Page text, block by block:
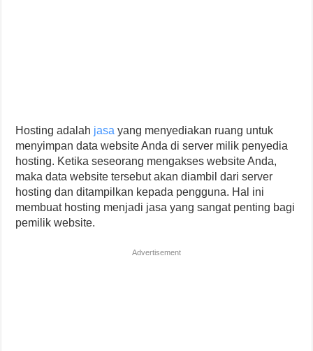
Hosting adalah jasa yang menyediakan ruang untuk
menyimpan data website Anda di server milik penyedia
hosting. Ketika seseorang mengakses website Anda,
maka data website tersebut akan diambil dari server
hosting dan ditampilkan kepada pengguna. Hal ini
membuat hosting menjadi jasa yang sangat penting bagi
pemilik website.
Advertisement